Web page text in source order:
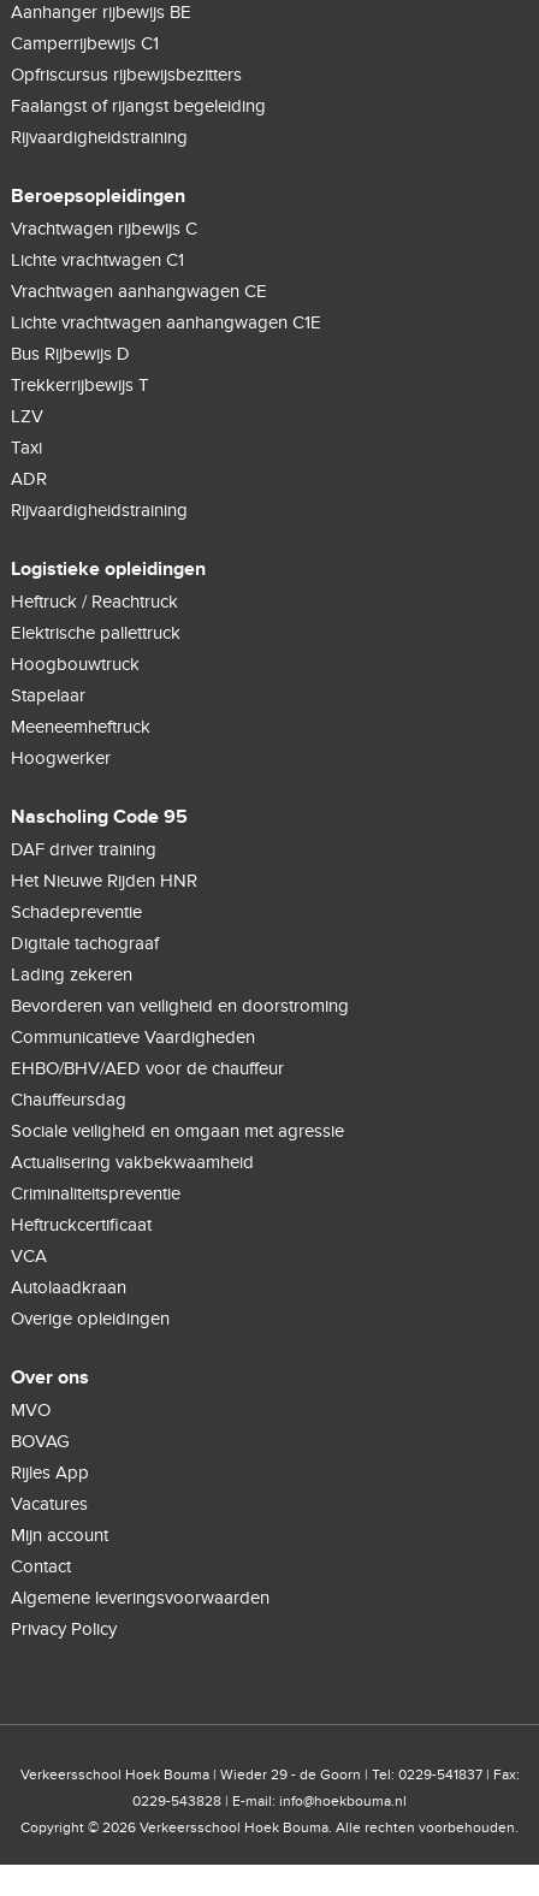
Aanhanger rijbewijs BE
Camperrijbewijs C1
Opfriscursus rijbewijsbezitters
Faalangst of rijangst begeleiding
Rijvaardigheidstraining
Beroepsopleidingen
Vrachtwagen rijbewijs C
Lichte vrachtwagen C1
Vrachtwagen aanhangwagen CE
Lichte vrachtwagen aanhangwagen C1E
Bus Rijbewijs D
Trekkerrijbewijs T
LZV
Taxi
ADR
Rijvaardigheidstraining
Logistieke opleidingen
Heftruck / Reachtruck
Elektrische pallettruck
Hoogbouwtruck
Stapelaar
Meeneemheftruck
Hoogwerker
Nascholing Code 95
DAF driver training
Het Nieuwe Rijden HNR
Schadepreventie
Digitale tachograaf
Lading zekeren
Bevorderen van veiligheid en doorstroming
Communicatieve Vaardigheden
EHBO/BHV/AED voor de chauffeur
Chauffeursdag
Sociale veiligheid en omgaan met agressie
Actualisering vakbekwaamheid
Criminaliteitspreventie
Heftruckcertificaat
VCA
Autolaadkraan
Overige opleidingen
Over ons
MVO
BOVAG
Rijles App
Vacatures
Mijn account
Contact
Algemene leveringsvoorwaarden
Privacy Policy
Verkeersschool Hoek Bouma | Wieder 29 - de Goorn | Tel: 0229-541837 | Fax:
0229-543828 | E-mail: info@hoekbouma.nl
Copyright © 2026 Verkeersschool Hoek Bouma. Alle rechten voorbehouden.